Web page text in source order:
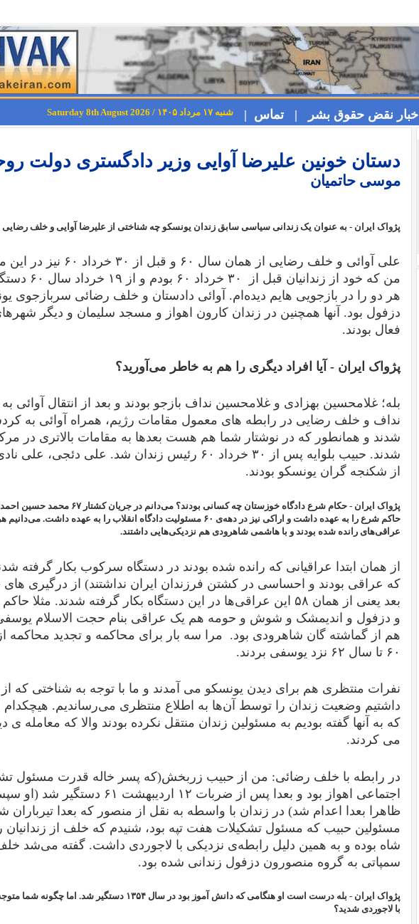
اخبار نقض حقوق بشر | تماس | شنبه ۱۷ مرداد ۱۴۰۵ / Saturday 8th August 2026
دستان خونین علیرضا آوایی وزیر دادگستری دولت
موسی حاتمیان
پژواک ایران - به عنوان یک زندانی سیاسی سابق زندان یونسکو چه شناختی از علیرضا آوایی و خلف رضایی
علی آوائی و خلف رضایی از همان سال ۶۰ و
من که خود از
هر دو را در بازجویی هایم دیده‌ام. آوائی دادستان و خلف رضائی سربازجوی
دزفول بود. آنها همچنین در زندان کارون اهواز و مسجد سلیمان و دیگر
فعال بودند.
پژواک ایران - آیا افراد دیگری را هم به خاطر می‌آورید؟
بله؛ غلامحسین بهزادی و غلامحسین نداف بازجو بودند و بعد از انتقال آوائی
نداف و خلف رضایی در رابطه های معمول مقامات رژیم، همراه آوائی به
شدند و همانطور که در نوشتار شما هم هست بعدها به مقامات بالاتری در
شدند. حبیب بلوایه پس از ۳۰ خرداد ۶۰ رئیس زندان شد. علی
از شکنجه گران یونسکو بودند.
پژواک ایران -
حکام شرع دادگاه خوزستان چه کسانی بودند؟
حاکم شرع را به عهده داشت و اراکی نیز در دهه‌ی ۶۰ مسئولیت دادگاه انقلاب را به عهده داشت.
عراقی‌های رانده شده بودند و با هاشمی شاهرودی هم نزدیکی‌هایی داشتند.
از همان ابتدا عراقیانی که رانده شده بودند در دستگاه سرکوب بکار گرفته
که عراقی بودند و احساسی در کشتن فرزندان ایران نداشتند) از درگیری
بعد یعنی از همان ۵۸ این عراقی‌ها در این دستگاه بکار گرفته شدند.
و دزفول و اندیمشک و شوش و حومه هم یک عراقی بنام حجت الاسلام
۶۰ تا سال ۶۲ نزد یوسفی بردند.
نفرات منتظری هم برای دیدن یونسکو می آمدند و ما با توجه به شناختی که
داشتیم وضعیت زندان را توسط آن‌ها به اطلاع منتظری می‌رساندیم. هیچکدام
که به آنها گفته بودیم به مسئولین زندان منتقل نکرده بودند والا که معامله ی
می کردند.
در رابطه با خلف رضائی: من از حبیب زربخش(که پسر خاله قدرت مسئول
اجتماعی اهواز بود و بعدا پس از ضربات ۱۲
ظاهرا بعدا اعدام شد) در زندان با واسطه به نقل از منصور که بعدا
مسئولین حبیب که مسئول تشکیلات هفت تپه بود، شنیدم که خلف از
شاه بوده و به همین دلیل رابطه‌ی نزدیکی با لاجوردی داشت. گفته می‌شد
سمپاتی به گروه منصورون دزفول زندانی شده بود.
پژواک ایران -
بله درست است او هنگامی که دانش آموز بود در سال ۱۳۵۴ دستگیر شد.
با لاجوردی شدید؟